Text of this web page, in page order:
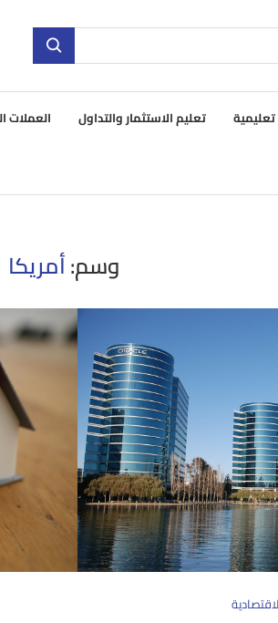
تعليم الاستثمار والتداول العملات
وسم:أمريكا